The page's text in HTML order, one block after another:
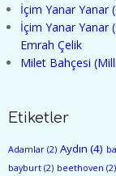
İçim Yanar Yanar
İçim Yanar Yanar
Emrah Çelik
Milet Bahçesi
Etiketler
Adamlar (2) Aydın (4)
bayburt (2) beethoven (2)